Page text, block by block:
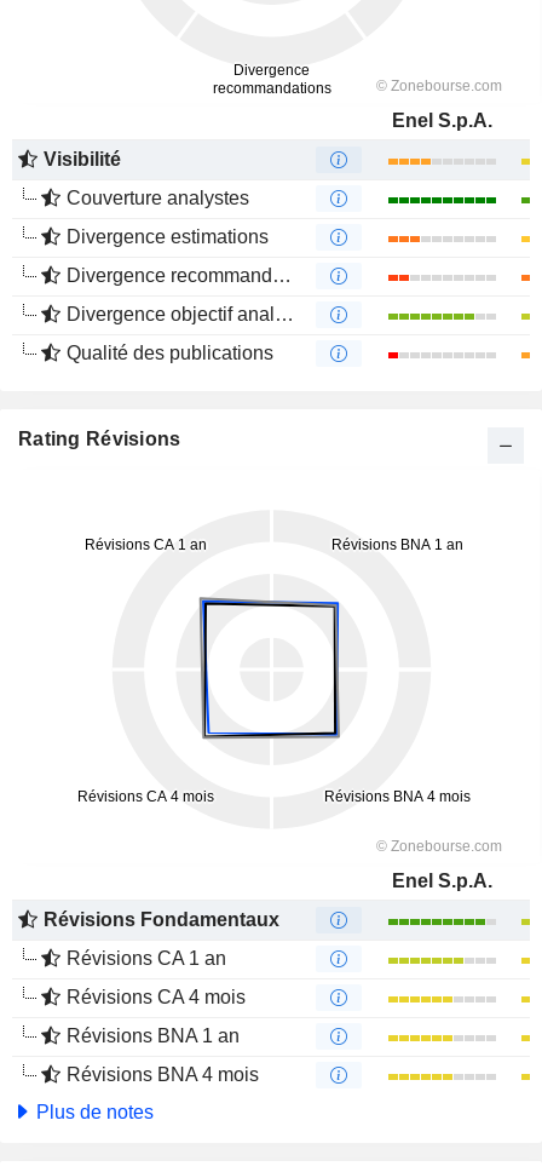
Enel S.p.A.
Visibilité
Couverture analystes
Divergence estimations
Divergence recommandations analystes
Divergence objectif analystes
Qualité des publications
Rating Révisions
Enel S.p.A.
Révisions Fondamentaux
Révisions CA 1 an
Révisions CA 4 mois
Révisions BNA 1 an
Révisions BNA 4 mois
Plus de notes